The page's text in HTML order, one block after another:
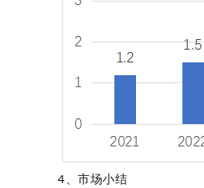
4、市场小结